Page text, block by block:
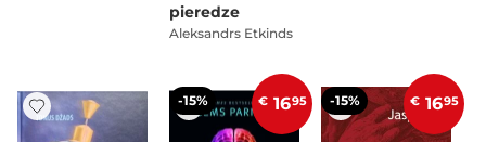
pieredze
Aleksandrs Etkinds
-15% € 1695 -15% € 1695